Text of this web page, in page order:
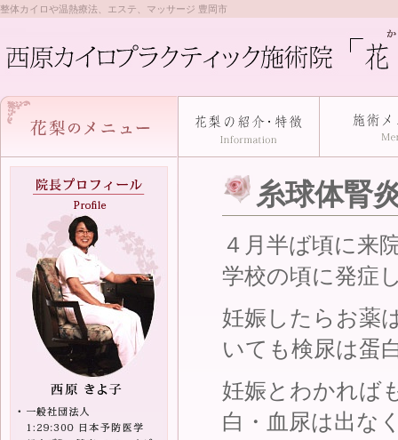
整体カイロや温熱療法、エステ、マッサージ 豊岡市
糸球体腎
４月半ば頃に来
学校の頃に発症
妊娠したらお薬
いても検尿は蛋
妊娠とわかれば
白・血尿は出な